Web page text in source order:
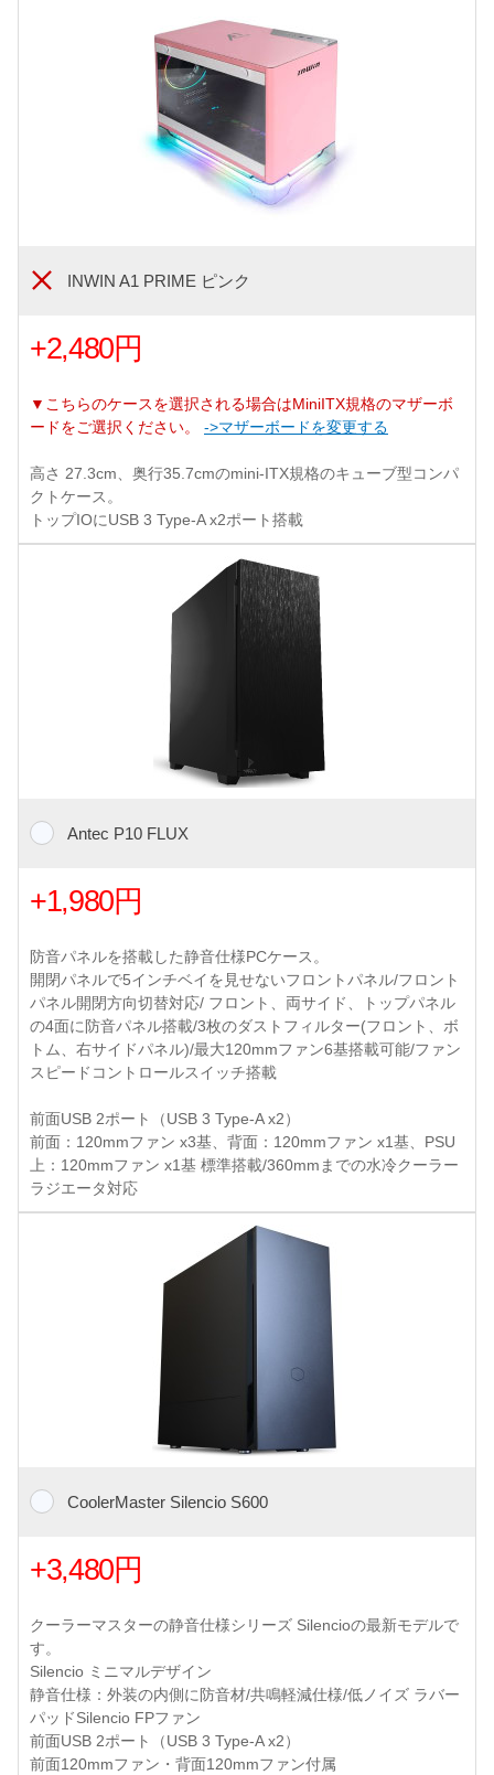
INWIN A1 PRIME ピンク
+2,480円
▼こちらのケースを選択される場合はMiniITX規格のマザーボ
ードをご選択ください。 ->マザーボードを変更する
高さ 27.3cm、奥行35.7cmのmini-ITX規格のキューブ型コンパ
クトケース。
トップIOにUSB 3 Type-A x2ポート搭載
Antec P10 FLUX
+1,980円
防音パネルを搭載した静音仕様PCケース。
開閉パネルで5インチベイを見せないフロントパネル/フロント
パネル開閉方向切替対応/ フロント、両サイド、トップパネル
の4面に防音パネル搭載/3枚のダストフィルター(フロント、ボ
トム、右サイドパネル)/最大120mmファン6基搭載可能/ファン
スピードコントロールスイッチ搭載
前面USB 2ポート（USB 3 Type-A x2）
前面：120mmファン x3基、背面：120mmファン x1基、PSU
上：120mmファン x1基 標準搭載/360mmまでの水冷クーラー
ラジエータ対応
CoolerMaster Silencio S600
+3,480円
クーラーマスターの静音仕様シリーズ Silencioの最新モデルで
す。
Silencio ミニマルデザイン
静音仕様：外装の内側に防音材/共鳴軽減仕様/低ノイズ ラバー
パッドSilencio FPファン
前面USB 2ポート（USB 3 Type-A x2）
前面120mmファン・背面120mmファン付属